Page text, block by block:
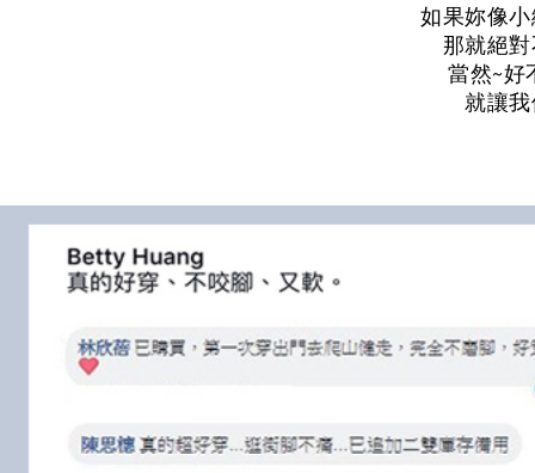
如果妳像
那就絕
當然~好
就讓